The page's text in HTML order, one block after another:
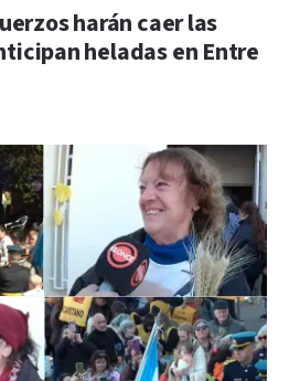
harán caer las
heladas en Entre